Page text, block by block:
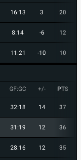
16:13 3 20
8:14 -6 12
11:21 -10 10
GF:GC +/- PTS
32:18 14 37
31:19 12 36
28:16 12 35